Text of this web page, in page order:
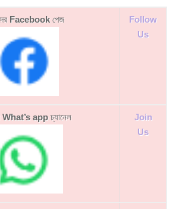
Facebook পেজ
Follow
Us
What’s app চ্যানেল
Join
Us